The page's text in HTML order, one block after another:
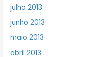
julho 2013
junho 2013
maio 2013
abril 2013